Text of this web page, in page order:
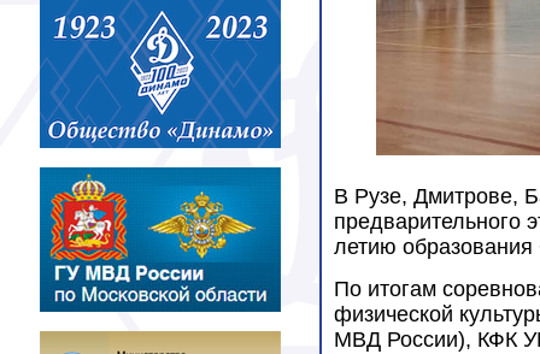
В Рузе, Дмитрове,
предварительного
летию
По итогам
физической
МВД России), КФК